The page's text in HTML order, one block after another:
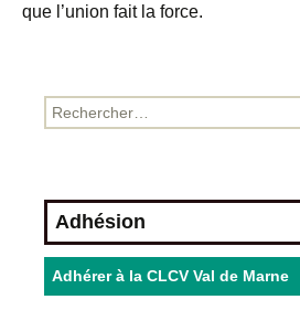
que l’union fait la force.
Adhésion
Adhérer à la CLCV Val de Marne